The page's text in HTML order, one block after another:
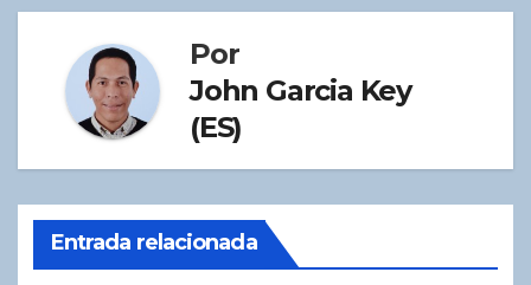
Por
John Garcia Key
(ES)
Entrada relacionada